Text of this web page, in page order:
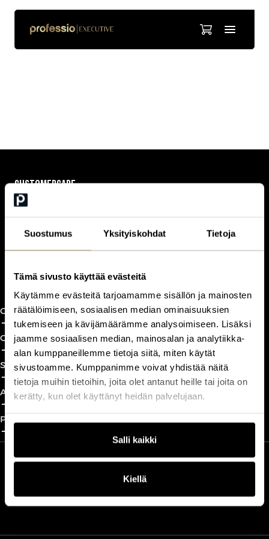
Suostumus Yksityiskohdat Tietoja
Tämä sivusto käyttää evästeitä
Käytämme evästeitä tarjoamamme sisällön ja mainosten
räätälöimiseen, sosiaalisen median ominaisuuksien
tukemiseen ja kävijämäärämme analysoimiseen. Lisäksi
jaamme sosiaalisen median, mainosalan ja analytiikka-
alan kumppaneillemme tietoja siitä, miten käytät
sivustoamme. Kumppanimme voivat yhdistää näitä
tietoja muihin tietoihin, joita olet antanut heille tai joita on
kerätty, kun olet käyttänyt heidän palvelujaan.
Salli kaikki
Kiellä
CUSTOMERCARE
Keilaranta 1 A, 02150 Espoo
customerservice@professio.fi
Book a call
CxO Circles
add_2close
CxO Academy
add_2close
Solutions
add_2close
About
add_2 close
Partnership
add_2
We are part of Professio Group